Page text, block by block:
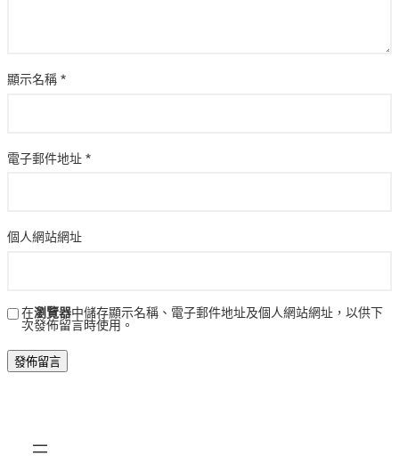
顯示名稱 *
電子郵件地址 *
個人網站網址
在瀏覽器中儲存顯示名稱、電子郵件地址及個人網站網址，以供下
次發佈留言時使用。